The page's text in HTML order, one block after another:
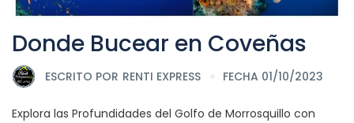
Donde Bucear en Coveñas
ESCRITO POR RENTI EXPRESS FECHA 01/10/2023
Explora las Profundidades del Golfo de Morrosquillo con